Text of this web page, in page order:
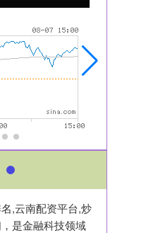
,云南配资平台,炒
是金融科技领域